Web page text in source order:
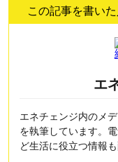
この記事を書いた
エ
エネチェンジ内のメ
を執筆しています。
ど生活に役立つ情報